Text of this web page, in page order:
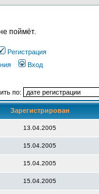
поймёт.
Регистрация
Вход
по:
Зарегистрирован
13.04.2005
15.04.2005
15.04.2005
15.04.2005